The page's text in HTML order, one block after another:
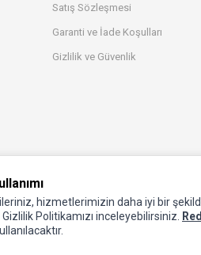
Satış Sözleşmesi
Garanti ve İade Koşulları
Gizlilik ve Güvenlik
hizmetlerimizin daha iyi bir
Politikamızı inceleyebilirsiniz.